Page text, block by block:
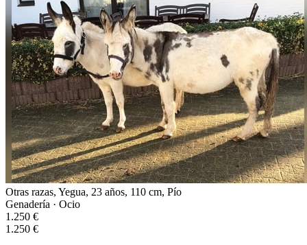
Otras razas, Yegua, 23 años, 110 cm, Pío
Genadería · Ocio
1.250 €
1.250 €